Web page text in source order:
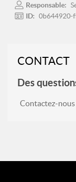
Responsable:
ID: 0b644920-
CONTACT
Des
Contactez-